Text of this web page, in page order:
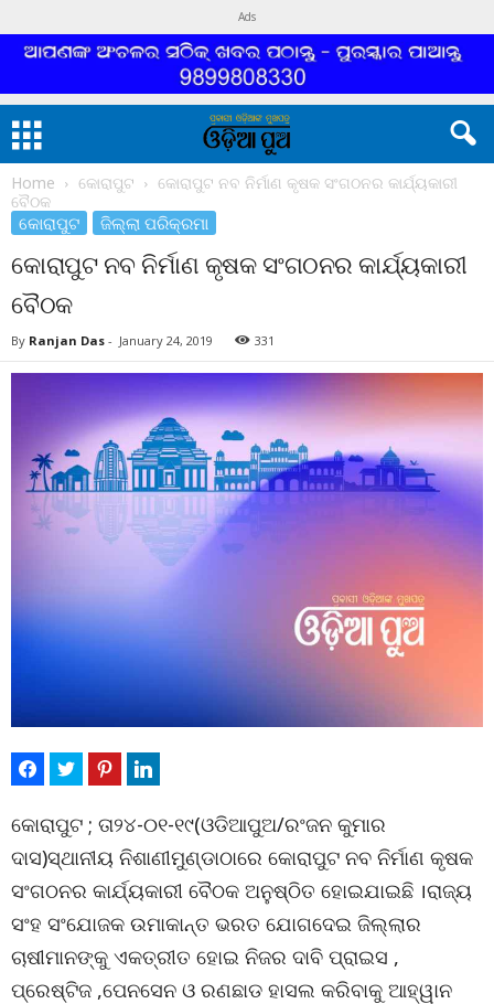
Ads
Home କୋରାପୁଟ
କୋରାପୁଟ ନବ ନିର୍ମାଣ କୃଷକ ସଂଗଠନର କାର୍ଯ୍ୟକାରୀ
ବୈଠକ
କୋରାପୁଟ ଜିଲ୍ଲା ପରିକ୍ରମା
କୋରାପୁଟ ନବ ନିର୍ମାଣ କୃଷକ ସଂଗଠନର କାର୍ଯ୍ୟକାରୀ
ବୈଠକ
By Ranjan Das - January 24, 2019 331
କୋରାପୁଟ ; ତା୨୪-୦୧-୧୯(ଓଡିଆପୁଅ/ରଂଜନ କୁମାର
ଦାସ)ସ୍ଥାନୀୟ ନିଶାଣୀମୁଣ୍ଡାଠାରେ କୋରାପୁଟ ନବ ନିର୍ମାଣ କୃଷକ
ସଂଗଠନର କାର୍ଯ୍ୟକାରୀ ବୈଠକ ଅନୁଷ୍ଠିତ ହୋଇଯାଇଛି ।ରାଜ୍ୟ
ସଂହ ସଂଯୋଜକ ଉମାକାନ୍ତ ଭରତ ଯୋଗଦେଇ ଜିଲ୍ଲାର
ଚାଷୀମାନଙ୍କୁ ଏକତ୍ରୀତ ହୋଇ ନିଜର ଦାବି ପ୍ରାଇସ ,
ପ୍ରେଷ୍ଟିଜ ,ପେନସେନ ଓ ରଣଛାଡ ହାସଲ କରିବାକୁ ଆହ୍ୱାନ